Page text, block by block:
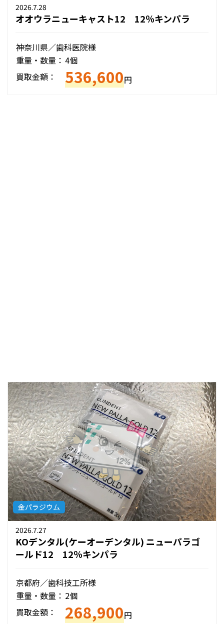
2026.7.28
オオウラニューキャスト12 12％キンパラ
神奈川県／歯科医院様
重量・数量： 4個
買取金額：
536,600円
金パラジウム
2026.7.27
KOデンタル(ケーオーデンタル) ニューパラゴ
ールド12 12％キンパラ
京都府／歯科技工所様
重量・数量： 2個
買取金額：
268,900円